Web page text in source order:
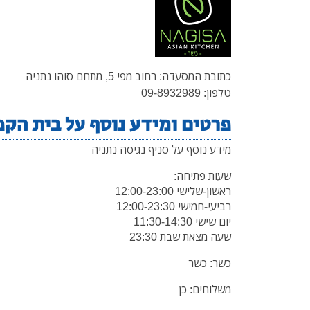
כתובת המסעדה: רחוב מפי 5, מתחם סוהו נתניה
טלפון: 09-8932989
פרטים ומידע נוסף על בית
מידע נוסף על סניף נגיסה נתניה
שעות פתיחה:
ראשון-שלישי 12:00-23:00
רביעי-חמישי 12:00-23:30
יום שישי 11:30-14:30
שעה מצאת שבת 23:30
כשר: כשר
משלוחים: כן